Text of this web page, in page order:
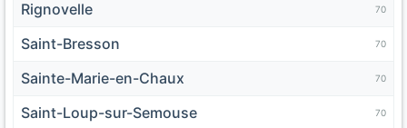
Rignovelle 70
Saint-Bresson 70
Sainte-Marie-en-Chaux 70
Saint-Loup-sur-Semouse 70